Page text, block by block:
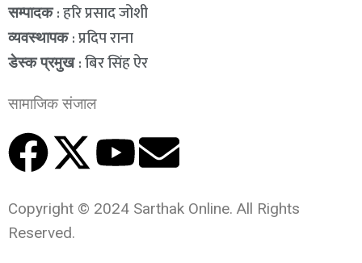
सम्पादक: हरि प्रसाद जोशी
व्यवस्थापक: प्रदिप राना
डेस्क प्रमुख : बिर सिंह ऐर
सामाजिक संजाल
Copyright © 2024 Sarthak Online. All Rights
Reserved.